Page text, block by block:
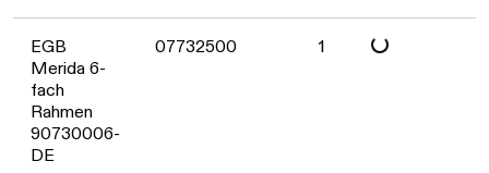
EGB
Merida 6-
fach
Rahmen
90730006-
DE
07732500 1 Daten werden